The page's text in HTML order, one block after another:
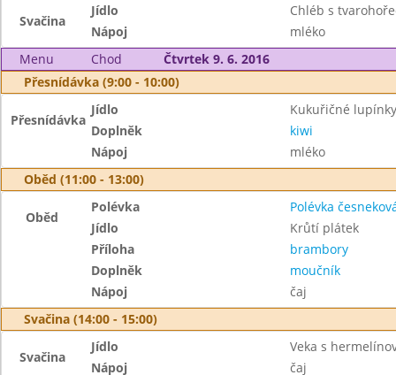
Svačina
Jídlo
Chléb s
Nápoj
mléko
Menu
Chod
Čtvrtek 9. 6. 2016
Přesnídávka (9:00 - 10:00)
Přesnídávka
Jídlo
Kukuřičné lupínky
Doplněk
kiwi
Nápoj
mléko
Oběd (11:00 - 13:00)
Oběd
Polévka
Polévka
Jídlo
Krůtí plátek
Příloha
brambory
Doplněk
moučník
Nápoj
čaj
Svačina (14:00 - 15:00)
Svačina
Jídlo
Veka s
Nápoj
čaj